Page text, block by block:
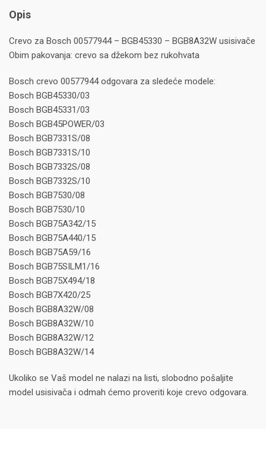
Opis
Crevo za Bosch 00577944 – BGB45330 – BGB8A32W usisivače
Obim pakovanja: crevo sa džekom bez rukohvata
Bosch crevo 00577944 odgovara za sledeće modele:
Bosch BGB45330/03
Bosch BGB45331/03
Bosch BGB45POWER/03
Bosch BGB7331S/08
Bosch BGB7331S/10
Bosch BGB7332S/08
Bosch BGB7332S/10
Bosch BGB7530/08
Bosch BGB7530/10
Bosch BGB75A342/15
Bosch BGB75A440/15
Bosch BGB75A59/16
Bosch BGB75SILM1/16
Bosch BGB75X494/18
Bosch BGB7X420/25
Bosch BGB8A32W/08
Bosch BGB8A32W/10
Bosch BGB8A32W/12
Bosch BGB8A32W/14
Ukoliko se Vaš model ne nalazi na listi, slobodno pošaljite
model usisivača i odmah ćemo proveriti koje crevo odgovara.